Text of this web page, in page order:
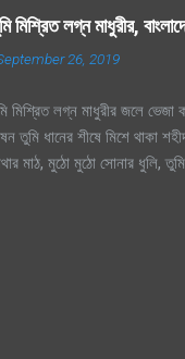
শূন্য মনে জাগে প্রেমের
যায় হৃদয়ের মরু পথে জলছবি
মিশ্রিত লগ্ন মাধুরীর,
26, 2019
মিশ্রিত লগ্ন মাধুরীর জলে ভেজা
তুমি ধানের শীষে মিশে থাকা
মাঠ, মুঠো মুঠো সোনার ধুলি,
প্রিয় মা তোকে, বড় বেশী
চৌধুরীর নতুন দেখা সেই ভোর।